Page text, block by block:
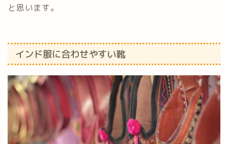
と思います。
インド服に合わせやすい靴